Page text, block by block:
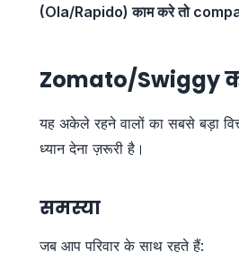
(Ola/Rapido) काम करे तो
Zomato/Swiggy
यह अकेले रहने वालों का सबसे बड़ा
ध्यान देना ज़रूरी है।
समस्या
जब आप परिवार के साथ रहते हैं: